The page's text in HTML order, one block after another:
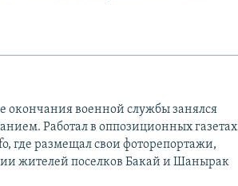
окончания военной службы занялся
Работал в оппозиционных газетах
где размещал свои фоторепортажи,
жителей поселков Бакай и Шанырак